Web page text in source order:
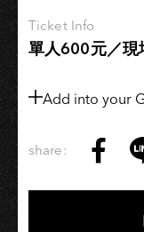
Ticket Info
單人600元／現
Add into your
share:
on
Copy